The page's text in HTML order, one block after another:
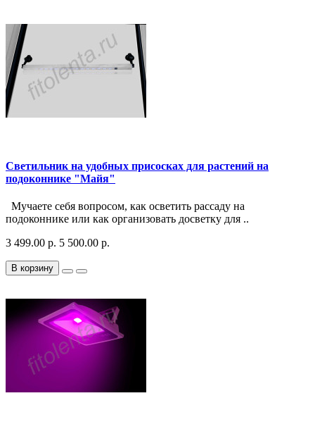
Светильник на удобных присосках для растений на
подоконнике "Майя"
Мучаете себя вопросом, как осветить рассаду на
подоконнике или как организовать досветку для ..
3 499.00 р. 5 500.00 р.
В корзину